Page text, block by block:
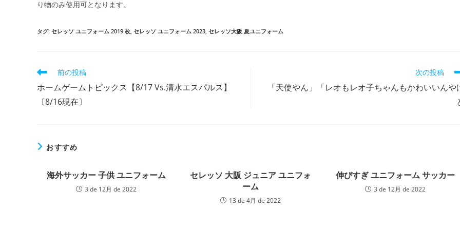
り物のみ使用可となります。
タグ: セレッソ ユニフォーム 2019 枚, セレッソ ユニフォーム 2023, セレッソ大阪 夏ユニフォーム
そ
他
の
む
前の投稿
ホームゲームトピックス【8/17 Vs.清水エスパルス】
〔8/16現在〕
次の投稿
「天使やん」「レオもレオ子ちゃんもかわいいんや
おすすめ
海外サッカー 子供 ユニフォーム
3 de 12月 de 2022
セレッソ 大阪 ジュニア ユニフォ
ーム
13 de 4月 de 2022
伸びすぎ ユニフォーム サッカー
3 de 12月 de 2022